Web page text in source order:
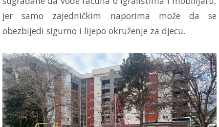
jer samo zajedničkim naporima može da se
obezbijedi sigurno i lijepo okruženje za djecu.